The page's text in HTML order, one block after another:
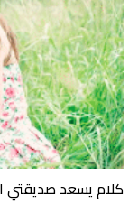
كلام يسعد صديقتي